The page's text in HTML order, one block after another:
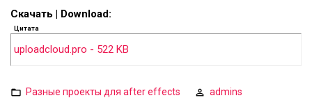
Скачать | Download:
Цитата
uploadcloud.pro - 522 KB
Разные проекты для after effects admins